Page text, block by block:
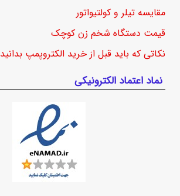
مقایسه تیلر و کولتیواتور
قیمت دستگاه شخم زن کوچک
نکاتی که باید قبل از خرید الکتروپمپ بدانید
نماد اعتماد الکترونیکی